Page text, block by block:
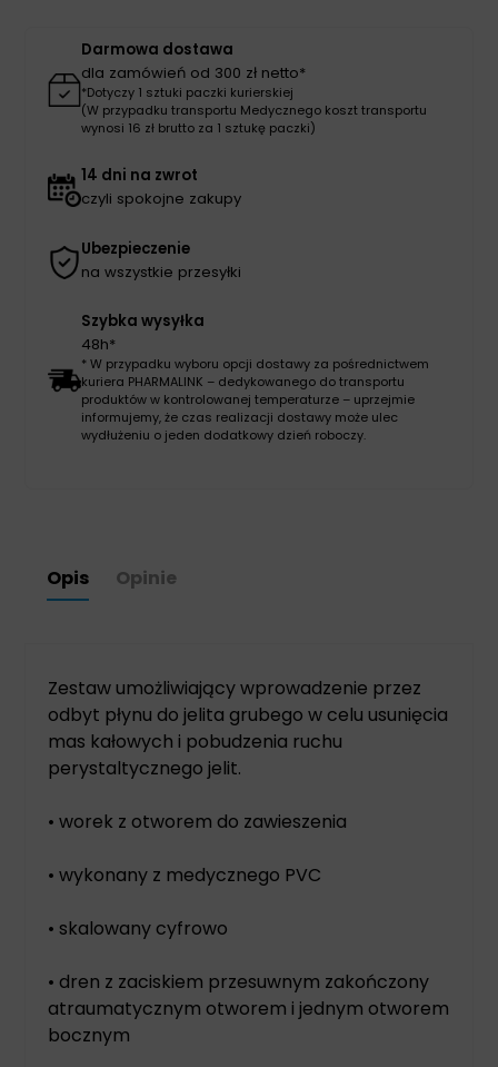
Darmowa dostawa
dla zamówień od 300 zł netto*
*Dotyczy 1 sztuki paczki kurierskiej
(W przypadku transportu Medycznego koszt transportu
wynosi 16 zł brutto za 1 sztukę paczki)
14 dni na zwrot
czyli spokojne zakupy
Ubezpieczenie
na wszystkie przesyłki
Szybka wysyłka
48h*
* W przypadku wyboru opcji dostawy za pośrednictwem
kuriera PHARMALINK – dedykowanego do transportu
produktów w kontrolowanej temperaturze – uprzejmie
informujemy, że czas realizacji dostawy może ulec
wydłużeniu o jeden dodatkowy dzień roboczy.
Opis Opinie
Zestaw umożliwiający wprowadzenie przez
odbyt płynu do jelita grubego w celu usunięcia
mas kałowych i pobudzenia ruchu
perystaltycznego jelit.
• worek z otworem do zawieszenia
• wykonany z medycznego PVC
• skalowany cyfrowo
• dren z zaciskiem przesuwnym zakończony
atraumatycznym otworem i jednym otworem
bocznym